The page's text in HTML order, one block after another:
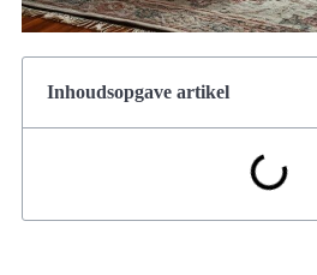
Inhoudsopgave artikel